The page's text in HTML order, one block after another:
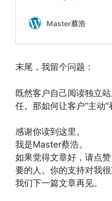
末尾，我留个问题：
既然客户自己阅读独立
任。那如何让客户“主动”
感谢你读到这里。
我是Master蔡浩。
如果觉得文章好，请点
要的人。你的支持对我很
我们下一篇文章再见。